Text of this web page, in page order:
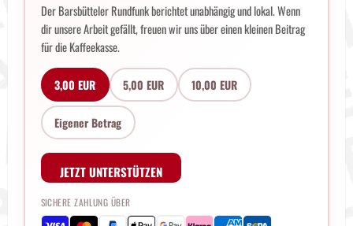
Der Barsbütteler Rundfunk berichtet unabhängig und lokal. Wenn
dir unsere Arbeit gefällt, freuen wir uns über einen kleinen Beitrag
für die Kaffeekasse.
3,00 EUR 5,00 EUR 10,00 EUR
Eigener Betrag
JETZT UNTERSTÜTZEN
SICHERE ZAHLUNG ÜBER